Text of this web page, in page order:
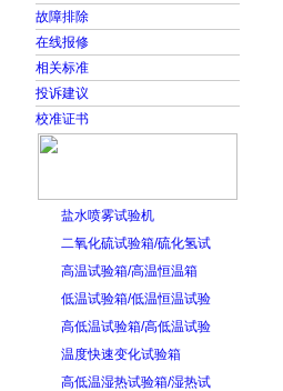
故障排除
在线报修
相关标准
投诉建议
校准证书
盐水喷雾试验机
二氧化硫试验箱/硫化氢试
高温试验箱/高温恒温箱
低温试验箱/低温恒温试验
高低温试验箱/高低温试验
温度快速变化试验箱
高低温湿热试验箱/湿热试